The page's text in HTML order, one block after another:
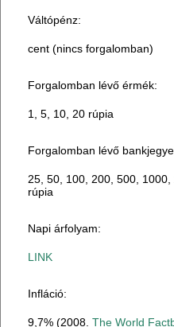
Váltópénz:
cent (nincs forgalomban)
Forgalomban lévő érmék:
1, 5, 10, 20 rúpia
Forgalomban lévő
25, 50, 100, 200, 500, 1000,
rúpia
Napi árfolyam:
LINK
Infláció:
9,7% (2008.The World